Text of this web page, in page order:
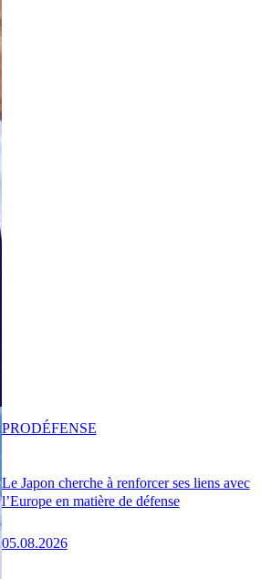
Le Japon cherche à renforcer ses liens avec
l’Europe en matière de défense
05.08.2026
PRODÉFENSE